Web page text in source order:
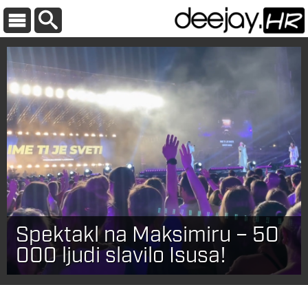
Spektakl na Maksimiru – 50
000 ljudi slavilo Isusa!